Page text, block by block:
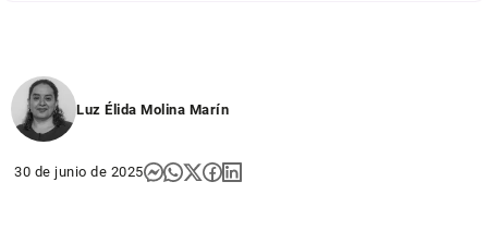
Luz Élida Molina Marín
30 de junio de 2025